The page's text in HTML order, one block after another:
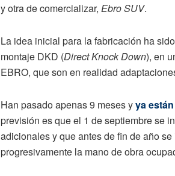
y otra de comercializar, Ebro SUV.
La idea inicial para la fabricación ha
montaje DKD (Direct Knock Down), en
EBRO, que son en realidad
Han pasado apenas 9 meses yya
previsión es que el 1 de septiembre se
adicionales y que antes de fin de año
progresivamente la mano de obra